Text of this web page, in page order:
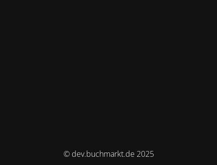
© dev.buchmarkt.de 2025